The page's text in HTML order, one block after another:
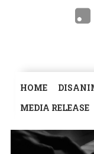
HOME
MEDIA RELEASE